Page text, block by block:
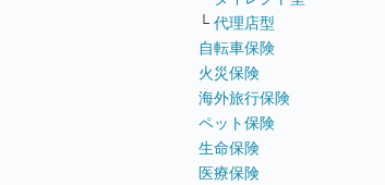
└ 代理店型
自転車保険
火災保険
海外旅行保険
ペット保険
生命保険
医療保険